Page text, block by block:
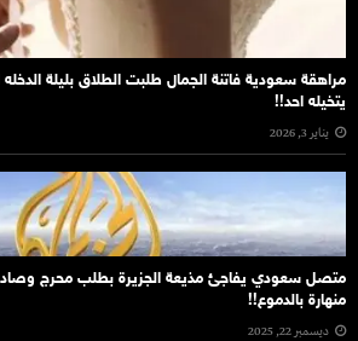
مراهقة سعودية فاتنة الجمال طلبت الطلاق بليلة
يتخيله احد!!
يناير 3, 2026
متصل سعودي يفاجئ مذيعة الجزيرة بطلب محرج
منهارة بالدموع!!
ديسمبر 22, 2025